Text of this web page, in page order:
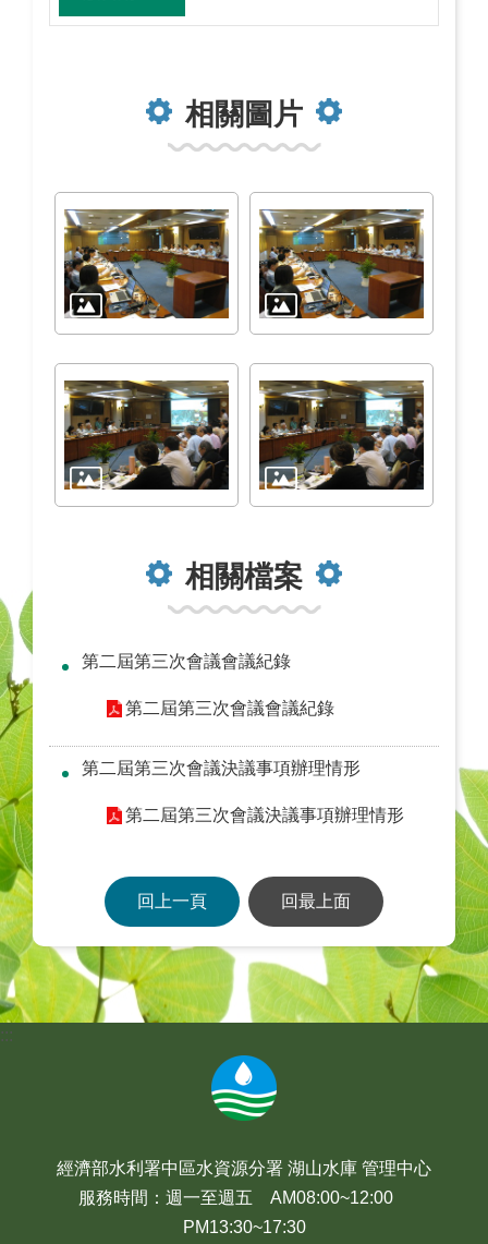
相關圖片
相關檔案
第二屆第三次會議會議紀錄
第二屆第三次會議會議紀錄
第二屆第三次會議決議事項辦理情形
第二屆第三次會議決議事項辦理情形
回上一頁 回最上面
:::
經濟部水利署中區水資源分署 湖山水庫 管理中心
服務時間：週一至週五 AM08:00~12:00
PM13:30~17:30